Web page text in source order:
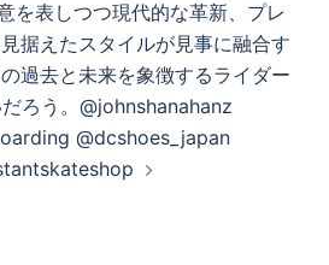
を表しつつ現代的な革新、プレ
据えたスタイルが見事に融合す
過去と未来を象徴するライダー
ろう。@johnshanahanz
@dcshoes_japan